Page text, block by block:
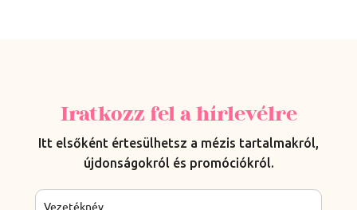
Iratkozz fel a hírlevélre
Itt elsőként értesülhetsz a mézis tartalmakról,
újdonságokról és promóciókról.